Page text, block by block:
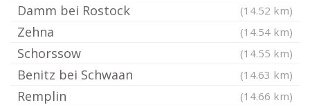
Damm bei Rostock (14.52 km)
Zehna (14.54 km)
Schorssow (14.55 km)
Benitz bei Schwaan (14.63 km)
Remplin (14.66 km)